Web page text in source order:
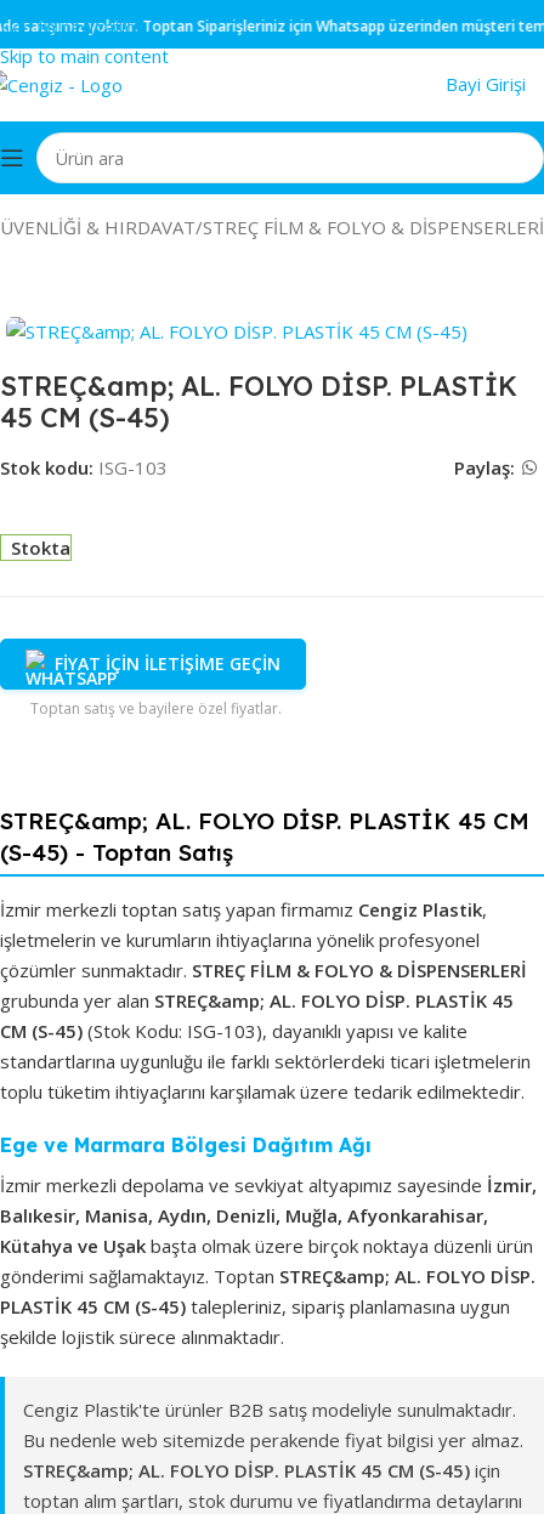
Skip to navigation
Skip to main content
satışımız yoktur.ToptanSiparişleriniz içinWhatsappüzerinden müşteri
Bayi Girişi
& HIRDAVAT/STREÇ FİLM & FOLYO & DİSPENSERLERİ
STREÇ&amp; AL. FOLYO DİSP. PLASTİK
45 CM (S-45)
Stok kodu: ISG-103 Paylaş:
Stokta
FİYAT İÇİN İLETİŞİME GEÇİN
Toptan satış ve bayilere özel fiyatlar.
STREÇ&amp; AL. FOLYO DİSP. PLASTİK 45 CM
(S-45) - Toptan Satış
İzmir merkezli toptan satış yapan firmamız Cengiz Plastik,
işletmelerin ve kurumların ihtiyaçlarına yönelik profesyonel
çözümler sunmaktadır. STREÇ FİLM & FOLYO & DİSPENSERLERİ
grubunda yer alan STREÇ&amp; AL. FOLYO DİSP. PLASTİK 45
CM (S-45) (Stok Kodu: ISG-103), dayanıklı yapısı ve kalite
standartlarına uygunluğu ile farklı sektörlerdeki ticari işletmelerin
toplu tüketim ihtiyaçlarını karşılamak üzere tedarik edilmektedir.
Ege ve Marmara Bölgesi Dağıtım Ağı
İzmir merkezli depolama ve sevkiyat altyapımız sayesinde İzmir,
Balıkesir, Manisa, Aydın, Denizli, Muğla, Afyonkarahisar,
Kütahya ve Uşak başta olmak üzere birçok noktaya düzenli ürün
gönderimi sağlamaktayız. Toptan STREÇ&amp; AL. FOLYO DİSP.
PLASTİK 45 CM (S-45) talepleriniz, sipariş planlamasına uygun
şekilde lojistik sürece alınmaktadır.
Cengiz Plastik'te ürünler B2B satış modeliyle sunulmaktadır.
Bu nedenle web sitemizde perakende fiyat bilgisi yer almaz.
STREÇ&amp; AL. FOLYO DİSP. PLASTİK 45 CM (S-45) için
toptan alım şartları, stok durumu ve fiyatlandırma detaylarını